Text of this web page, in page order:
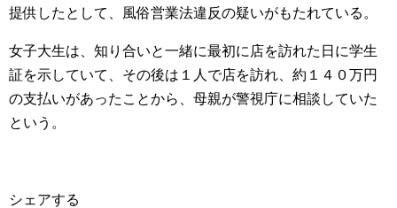
提供したとして、風俗営業法違反の疑いがもたれている。
女子大生は、知り合いと一緒に最初に店を訪れた日に学生
証を示していて、その後は１人で店を訪れ、約１４０万円
の支払いがあったことから、母親が警視庁に相談していた
という。
シェアする